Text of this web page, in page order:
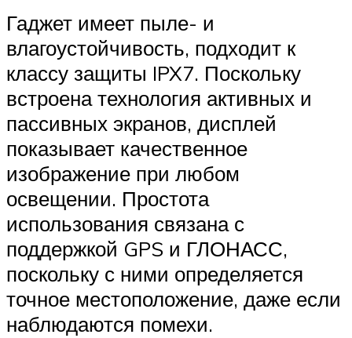
Гаджет имеет пыле- и
влагоустойчивость, подходит к
классу защиты IPX7. Поскольку
встроена технология активных и
пассивных экранов, дисплей
показывает качественное
изображение при любом
освещении. Простота
использования связана с
поддержкой GPS и ГЛОНАСС,
поскольку с ними определяется
точное местоположение, даже если
наблюдаются помехи.